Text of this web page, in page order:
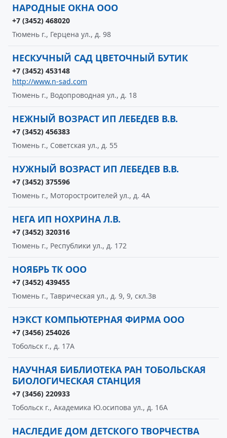
НАРОДНЫЕ ОКНА ООО
+7 (3452) 468020
Тюмень г., Герцена ул., д. 98
НЕСКУЧНЫЙ САД ЦВЕТОЧНЫЙ БУТИК
+7 (3452) 453148
http://www.n-sad.com
Тюмень г., Водопроводная ул., д. 18
НЕЖНЫЙ ВОЗРАСТ ИП ЛЕБЕДЕВ В.В.
+7 (3452) 456383
Тюмень г., Советская ул., д. 55
НУЖНЫЙ ВОЗРАСТ ИП ЛЕБЕДЕВ В.В.
+7 (3452) 375596
Тюмень г., Моторостроителей ул., д. 4А
НЕГА ИП НОХРИНА Л.В.
+7 (3452) 320316
Тюмень г., Республики ул., д. 172
НОЯБРЬ ТК ООО
+7 (3452) 439455
Тюмень г., Таврическая ул., д. 9, 9, скл.3в
НЭКСТ КОМПЬЮТЕРНАЯ ФИРМА ООО
+7 (3456) 254026
Тобольск г., д. 17А
НАУЧНАЯ БИБЛИОТЕКА РАН ТОБОЛЬСКАЯ
БИОЛОГИЧЕСКАЯ СТАНЦИЯ
+7 (3456) 220933
Тобольск г., Академика Ю.осипова ул., д. 16А
НАСЛЕДИЕ ДОМ ДЕТСКОГО ТВОРЧЕСТВА